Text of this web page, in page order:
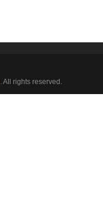
. All rights reserved.